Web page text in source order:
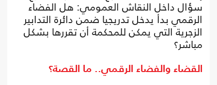
سؤال داخل النقاش العمومي: هل الفضاء
الرقمي بدأ يدخل تدريجيا ضمن دائرة التدابير
الزجرية التي يمكن للمحكمة أن تقررها بشكل
مباشر؟
القضاء والفضاء الرقمي.. ما القصة؟